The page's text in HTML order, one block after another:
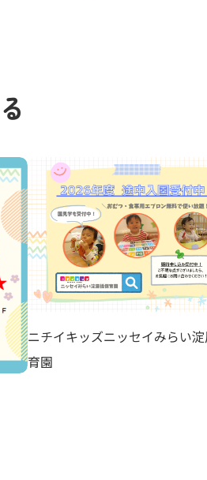
ニチイキッズニッセイみらい
育園